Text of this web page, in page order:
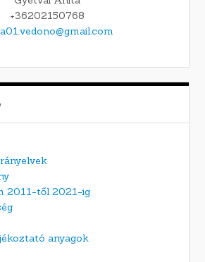
+36202150768
2011-től 2021-ig
anyagok